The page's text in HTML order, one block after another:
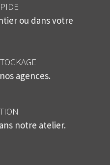
ou dans votre
agences.
notre atelier.